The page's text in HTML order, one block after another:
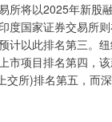
所将以2025年新股
度国家证券交易所
计以此排名第三。
市项目排名第四，
交所)排名第五，而